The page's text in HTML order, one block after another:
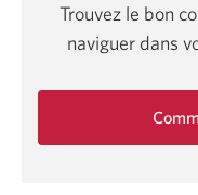
Trouvez le bon
naviguer dans